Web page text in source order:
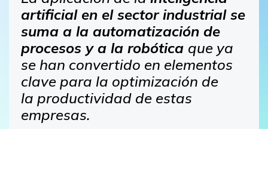
artificial en el sector industrial se
suma a la automatización de
procesos y a la robótica que ya
se han convertido en elementos
clave para la optimización de
la productividad de estas
empresas.